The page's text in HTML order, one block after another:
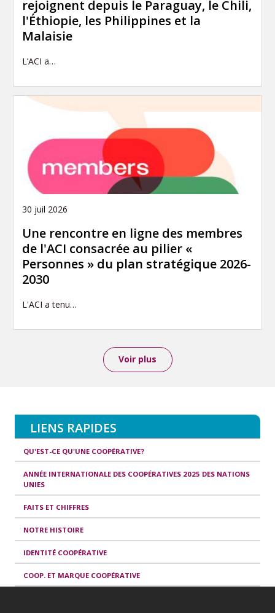
rejoignent depuis le Paraguay, le Chili,
l'Éthiopie, les Philippines et la
Malaisie
L’ACI a…
30 juil 2026
Une rencontre en ligne des membres
de l'ACI consacrée au pilier «
Personnes » du plan stratégique 2026-
2030
L'ACI a tenu…
Voir plus
LIENS RAPIDES
QU'EST-CE QU'UNE COOPÉRATIVE?
ANNÉE INTERNATIONALE DES COOPÉRATIVES 2025 DES NATIONS
UNIES
FAITS ET CHIFFRES
NOTRE HISTOIRE
IDENTITÉ COOPÉRATIVE
COOP. ET MARQUE COOPÉRATIVE